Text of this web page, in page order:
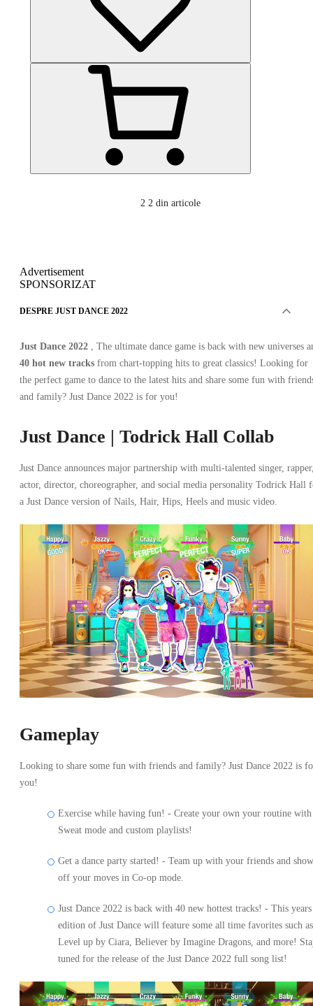
2 2 din articole
Advertisement
SPONSORIZAT
DESPRE JUST DANCE 2022
Just Dance 2022 , The ultimate dance game is back with new universes
40 hot new tracks from chart-topping hits to great classics! Looking for
the perfect game to dance to the latest hits and share some fun with
and family? Just Dance 2022 is for you!
Just Dance | Todrick Hall Collab
Just Dance announces major partnership with multi-talented singer,
actor, director, choreographer, and social media personality Todrick Hall
a Just Dance version of Nails, Hair, Hips, Heels and music video.
Gameplay
Looking to share some fun with friends and family? Just Dance 2022 is
you!
Exercise while having fun! - Create your own your routine with
Sweat mode and custom playlists!
Get a dance party started! - Team up with your friends and show
off your moves in Co-op mode.
Just Dance 2022 is back with 40 new hottest tracks! - This years
edition of Just Dance will feature some all time favorites such as
Level up by Ciara, Believer by Imagine Dragons, and more!
tuned for the release of the Just Dance 2022 full song list!